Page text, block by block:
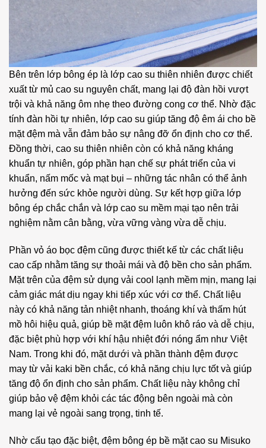
Bên trên lớp bông ép là lớp cao su thiên nhiên được chiết
xuất từ mủ cao su nguyên chất, mang lại độ đàn hồi vượt
trội và khả năng ôm nhẹ theo đường cong cơ thể. Nhờ đặc
tính đàn hồi tự nhiên, lớp cao su giúp tăng độ êm ái cho bề
mặt đệm mà vẫn đảm bảo sự nâng đỡ ổn định cho cơ thể.
Đồng thời, cao su thiên nhiên còn có khả năng kháng
khuẩn tự nhiên, góp phần hạn chế sự phát triển của vi
khuẩn, nấm mốc và mạt bụi – những tác nhân có thể ảnh
hưởng đến sức khỏe người dùng. Sự kết hợp giữa lớp
bông ép chắc chắn và lớp cao su mềm mại tạo nên trải
nghiệm nằm cân bằng, vừa vững vàng vừa dễ chịu.
Phần vỏ áo bọc đệm cũng được thiết kế từ các chất liệu
cao cấp nhằm tăng sự thoải mái và độ bền cho sản phẩm.
Mặt trên của đệm sử dụng vải cool lạnh mềm mịn, mang lại
cảm giác mát dịu ngay khi tiếp xúc với cơ thể. Chất liệu
này có khả năng tản nhiệt nhanh, thoáng khí và thấm hút
mồ hôi hiệu quả, giúp bề mặt đệm luôn khô ráo và dễ chịu,
đặc biệt phù hợp với khí hậu nhiệt đới nóng ẩm như Việt
Nam. Trong khi đó, mặt dưới và phần thành đệm được
may từ vải kaki bền chắc, có khả năng chịu lực tốt và giúp
tăng độ ổn định cho sản phẩm. Chất liệu này không chỉ
giúp bảo vệ đệm khỏi các tác động bên ngoài mà còn
mang lại vẻ ngoài sang trọng, tinh tế.
Nhờ cấu tạo đặc biệt, đệm bông ép bề mặt cao su Misuko